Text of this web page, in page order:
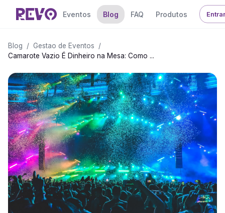
Eventos Blog FAQ Produtos
Blog / Gestao de Eventos
/
Camarote Vazio É Dinheiro na Mesa: Como ...